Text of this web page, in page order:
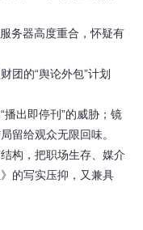
务器高度重合，怀疑有
团的“舆论外包”计划
播出即停刊”的威胁；镜
留给观众无限回味。
构，把职场生存、媒介
的写实压抑，又兼具